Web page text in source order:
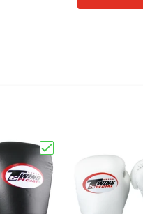
3 AIR – Zwart/Oranje/Grijs
Kies "Twins Special BGN -